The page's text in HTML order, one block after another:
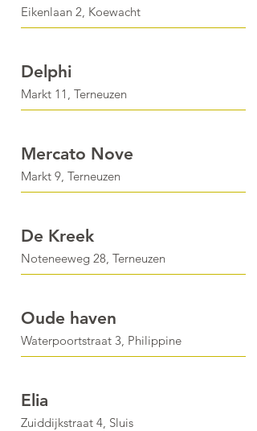
Eikenlaan 2, Koewacht
Delphi
Markt 11, Terneuzen
Mercato Nove
Markt 9, Terneuzen
De Kreek
Noteneeweg 28, Terneuzen
Oude haven
Waterpoortstraat 3, Philippine
Elia
Zuiddijkstraat 4, Sluis